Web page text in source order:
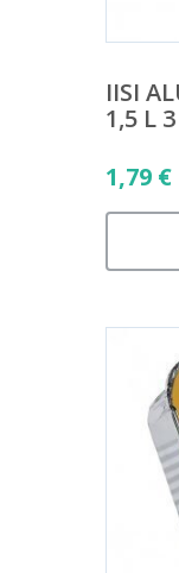
IISI
1,5 L
1,79 €